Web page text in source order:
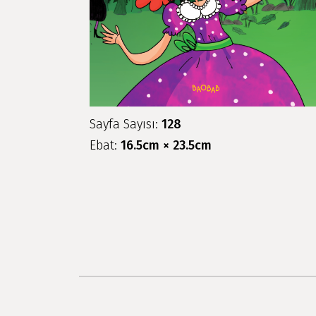
Sayfa Sayısı: 128
Ebat: 16.5cm × 23.5cm